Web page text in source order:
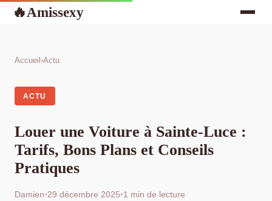
🔥Amissexy
Accueil ›Actu
ACTU
Louer une Voiture à Sainte-Luce :
Tarifs, Bons Plans et Conseils
Pratiques
Damien•29 décembre 2025•1 min de lecture